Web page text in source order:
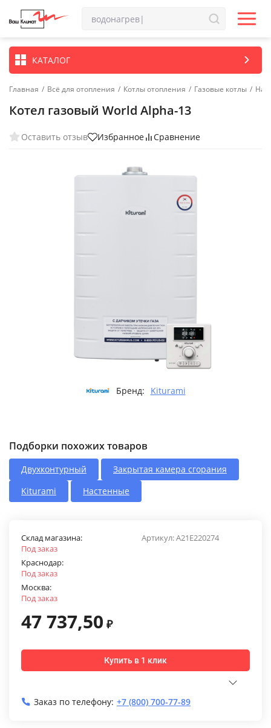
КАТАЛОГ
Главная / Всё для отопления / Котлы отопления / Газовые котлы /
Котел газовый World Alpha-13
Оставить отзыв Избранное Сравнение
Бренд: Kiturami
Подборки похожих товаров
Двухконтурный
Закрытая камера сгорания
Kiturami
Настенные
Артикул:A21E220274
Склад магазина:
Под заказ
Краснодар:
Под заказ
Москва:
Под заказ
47 737,50 ₽
Купить в 1 клик
Заказ по телефону: +7 (800) 700-77-89